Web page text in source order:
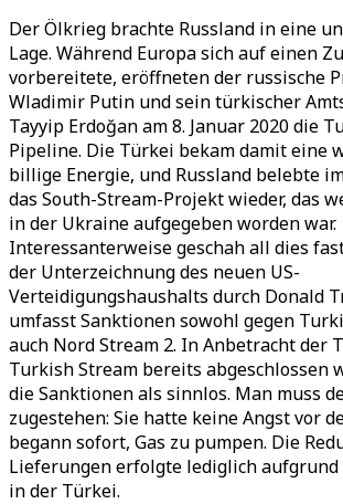
Der Ölkrieg brachte Russland in eine
Lage. Während Europa sich auf einen
vorbereitete, eröffneten der russische
Wladimir Putin und sein türkischer
Tayyip Erdoğan am 8. Januar 2020 die
Pipeline. Die Türkei bekam damit eine
billige Energie, und Russland belebte
das South-Stream-Projekt wieder, das
in der Ukraine aufgegeben worden war.
Interessanterweise geschah all dies
der Unterzeichnung des neuen US-
Verteidigungshaushalts durch Donald
umfasst Sanktionen sowohl gegen
auch Nord Stream 2. In Anbetracht der
Turkish Stream bereits abgeschlossen
die Sanktionen als sinnlos. Man muss
zugestehen: Sie hatte keine Angst vor
begann sofort, Gas zu pumpen. Die
Lieferungen erfolgte lediglich aufgrund
in der Türkei.